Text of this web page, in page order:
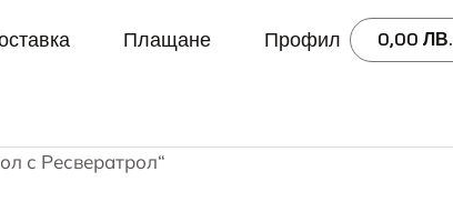
Плащане Профил 0,00 ЛВ.
с Ресвератрол“